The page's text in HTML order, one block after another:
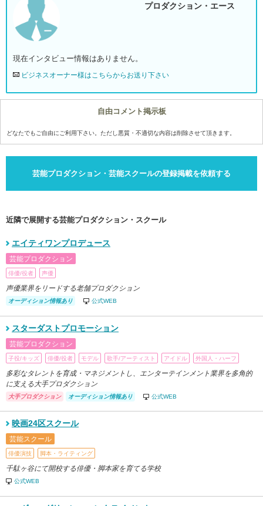
プロダクション・エース
現在インタビュー情報はありません。
ビジネスオーナー様はこちらからお送り下さい
自由コメント掲示板
どなたでもご自由にご利用下さい。ただし悪質・不適切な内容は削除させて頂きます。
芸能プロダクション・芸能スクールの登録掲載を依頼する
近隣で展開する芸能プロダクション・スクール
エイティワンプロデュース
芸能プロダクション
俳優/役者 声優
声優業界をリードする老舗プロダクション
オーディション情報あり 公式WEB
スターダストプロモーション
芸能プロダクション
子役/キッズ 俳優/役者 モデル 歌手/アーティスト アイドル 外国人・ハーフ
多彩なタレントを育成・マネジメントし、エンターテインメント業界を多角的
に支える大手プロダクション
大手プロダクション オーディション情報あり 公式WEB
映画24区スクール
芸能スクール
俳優演技 脚本・ライティング
千駄ヶ谷にて開校する俳優・脚本家を育てる学校
公式WEB